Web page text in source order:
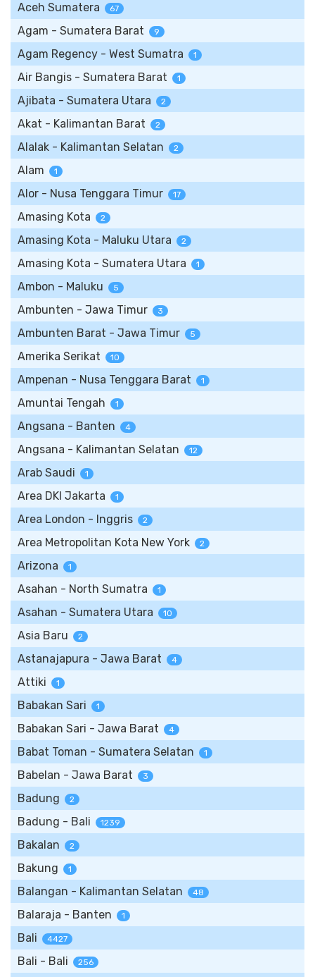
Aceh Sumatera 67
Agam - Sumatera Barat 9
Agam Regency - West Sumatra 1
Air Bangis - Sumatera Barat 1
Ajibata - Sumatera Utara 2
Akat - Kalimantan Barat 2
Alalak - Kalimantan Selatan 2
Alam 1
Alor - Nusa Tenggara Timur 17
Amasing Kota 2
Amasing Kota - Maluku Utara 2
Amasing Kota - Sumatera Utara 1
Ambon - Maluku 5
Ambunten - Jawa Timur 3
Ambunten Barat - Jawa Timur 5
Amerika Serikat 10
Ampenan - Nusa Tenggara Barat 1
Amuntai Tengah 1
Angsana - Banten 4
Angsana - Kalimantan Selatan 12
Arab Saudi 1
Area DKI Jakarta 1
Area London - Inggris 2
Area Metropolitan Kota New York 2
Arizona 1
Asahan - North Sumatra 1
Asahan - Sumatera Utara 10
Asia Baru 2
Astanajapura - Jawa Barat 4
Attiki 1
Babakan Sari 1
Babakan Sari - Jawa Barat 4
Babat Toman - Sumatera Selatan 1
Babelan - Jawa Barat 3
Badung 2
Badung - Bali 1239
Bakalan 2
Bakung 1
Balangan - Kalimantan Selatan 48
Balaraja - Banten 1
Bali 4427
Bali - Bali 256